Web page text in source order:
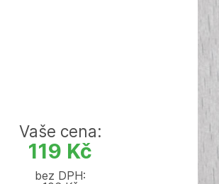
Vaše cena:
119 Kč
bez DPH: